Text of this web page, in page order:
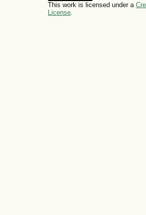
This work is licensed under a
License.